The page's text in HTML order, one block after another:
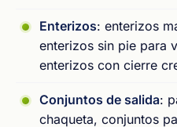
Enterizos: enterizos
enterizos sin pie para
enterizos con cierre
Conjuntos de salida:
chaqueta, conjuntos